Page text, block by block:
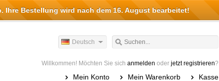
Deutsch
Willkommen! Möchten Sie sich anmelden oder jetzt registrieren?
Mein Konto Mein Warenkorb Kasse
Bestellung wird nach dem 16. August bearbeitet!